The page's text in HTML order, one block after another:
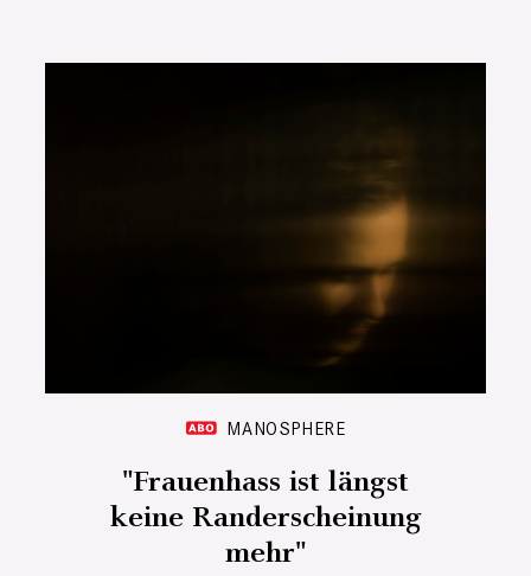
MANOSPHERE
"Frauenhass ist längst
keine Randerscheinung
mehr"